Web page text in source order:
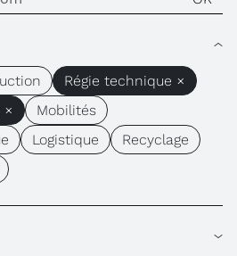
Régie technique ×
×
Mobilités
Logistique
Recyclage